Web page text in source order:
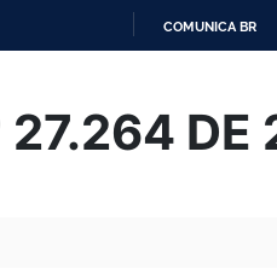
O
COMUNICA BR
27.264